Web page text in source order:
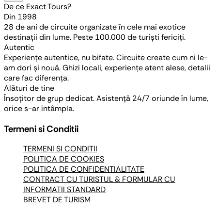
De ce Exact Tours?
Din 1998
28 de ani de circuite organizate în cele mai exotice
destinații din lume. Peste 100.000 de turiști fericiți.
Autentic
Experiențe autentice, nu bifate. Circuite create cum ni le-
am dori și nouă. Ghizi locali, experiențe atent alese, detalii
care fac diferența.
Alături de tine
Însoțitor de grup dedicat. Asistență 24/7 oriunde în lume,
orice s-ar întâmpla.
Termeni si Conditii
TERMENI SI CONDITII
POLITICA DE COOKIES
POLITICA DE CONFIDENTIALITATE
CONTRACT CU TURISTUL & FORMULAR CU
INFORMATII STANDARD
BREVET DE TURISM